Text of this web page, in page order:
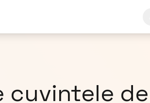
cuvintele de